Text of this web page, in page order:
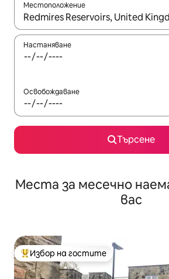
Местоположение
Когато резултатите се покажат,
Настаняване
Освобождаване
Търсене
Места за месечно
вас
Най-популярен избор на гостите
Избор на гостите